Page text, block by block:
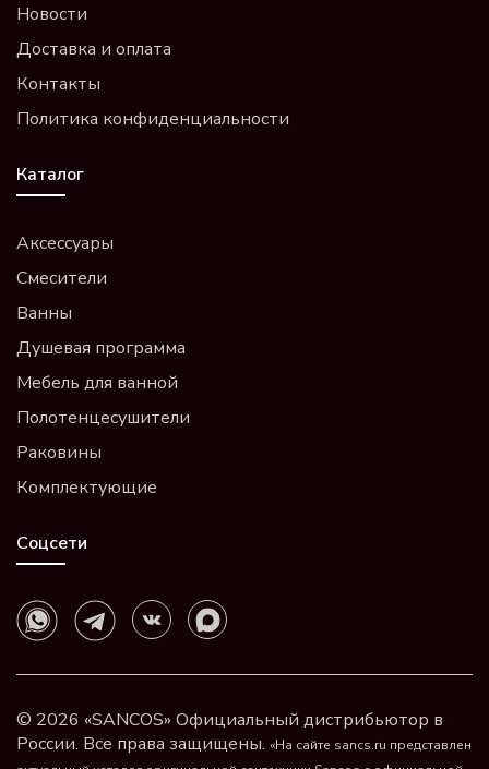
Новости
Доставка и оплата
Контакты
Политика конфиденциальности
Каталог
Аксессуары
Смесители
Ванны
Душевая программа
Мебель для ванной
Полотенцесушители
Раковины
Комплектующие
Соцсети
© 2026 «SANCOS» Официальный дистрибьютор в
России. Все права защищены. «На сайте sancs.ru представлен